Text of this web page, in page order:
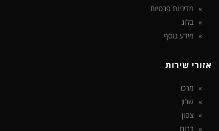
מדיניות פרטיות
בלוג
מידע נוסף
אזורי שירות
מרכז
שרון
צפון
דרום